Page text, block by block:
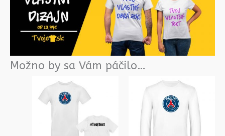
Možno by sa Vám páčilo…